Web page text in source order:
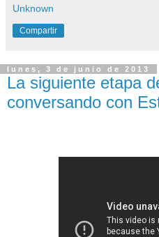
Unknown
Compartir
lunes, 3 de junio de 2013
La siguiente etapa
conversando con